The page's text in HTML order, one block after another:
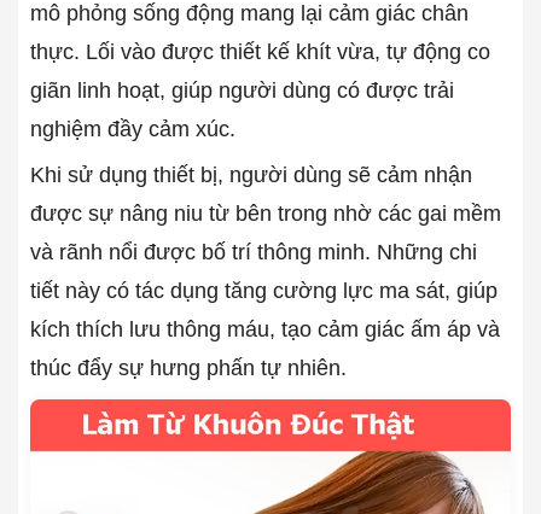
mô phỏng sống động mang lại cảm giác chân
thực. Lối vào được thiết kế khít vừa, tự động co
giãn linh hoạt, giúp người dùng có được trải
nghiệm đầy cảm xúc.
Khi sử dụng thiết bị, người dùng sẽ cảm nhận
được sự nâng niu từ bên trong nhờ các gai mềm
và rãnh nổi được bố trí thông minh. Những chi
tiết này có tác dụng tăng cường lực ma sát, giúp
kích thích lưu thông máu, tạo cảm giác ấm áp và
thúc đẩy sự hưng phấn tự nhiên.